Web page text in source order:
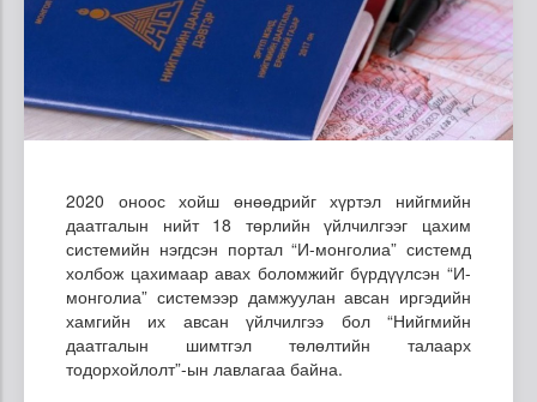
2020 оноос хойш өнөөдрийг хүртэл нийгмийн
даатгалын нийт 18 төрлийн үйлчилгээг цахим
системийн нэгдсэн портал “И-монголиа” системд
холбож цахимаар авах боломжийг бүрдүүлсэн “И-
монголиа” системээр дамжуулан авсан иргэдийн
хамгийн их авсан үйлчилгээ бол “Нийгмийн
даатгалын шимтгэл төлөлтийн талаарх
тодорхойлолт”-ын лавлагаа байна.